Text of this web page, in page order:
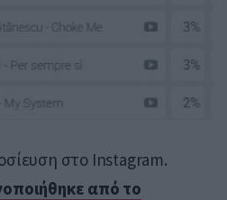
στο Instagram.
από το